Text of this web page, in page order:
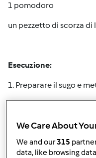
1 pomodoro
un pezzetto di scorza di
Esecuzione:
1. Preparare il sugo e
2. Preparare il risotto
(aiutandosi con le mani
forma della testa di
We Care About
We and our315
data, like browsing